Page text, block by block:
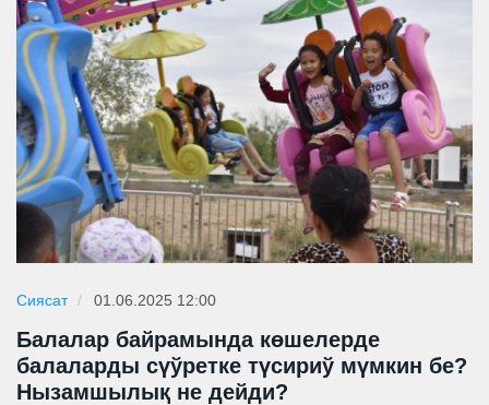
Сиясат 01.06.2025 12:00
Балалар байрамында көшелерде
балаларды сүўретке түсириў мүмкин бе?
Нызамшылық не дейди?